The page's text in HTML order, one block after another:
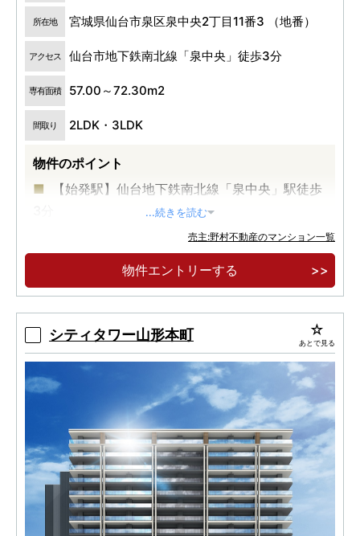
所在地 宮城県仙台市泉区泉中央2丁目11番3 （地番）
アクセス 仙台市地下鉄南北線「泉中央」徒歩3分
専有面積 57.00～72.30m2
間取り 2LDK・3LDK
物件のポイント
【始発駅】仙台地下鉄南北線「泉中央」駅徒歩
【低炭素認定住宅】×【ZEH-M Oriented】家計
にやさしく、住まう快適性を追求
...続きを読む
売主:野村不動産のマンション一覧
物件エントリーする
シティタワー山形本町 あとで見る